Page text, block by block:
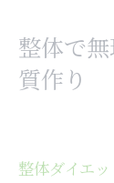
整
整体
整体で
質作り
整体ダイエ